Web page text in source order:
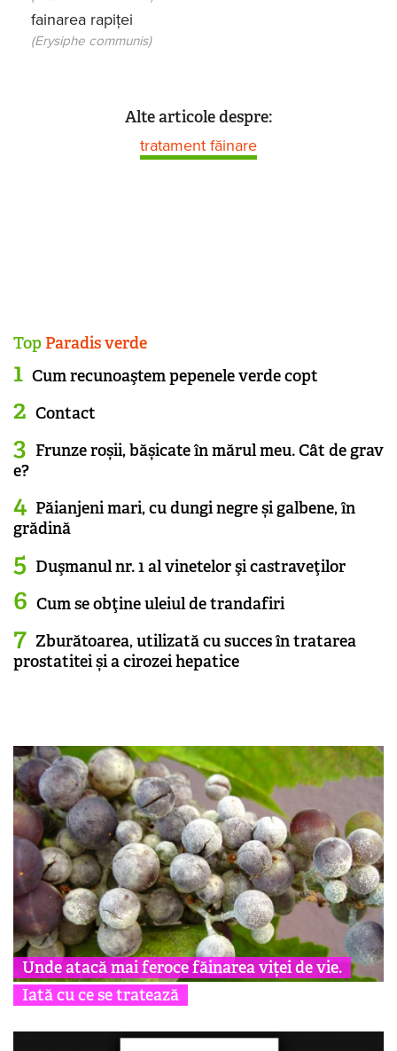
fainarea rapiței
(Erysiphe communis)
Alte articole despre:
tratament făinare
Top Paradis verde
Cum recunoaştem pepenele verde copt
Contact
Frunze roșii, bășicate în mărul meu. Cât de grav
e?
Păianjeni mari, cu dungi negre și galbene, în
grădină
Duşmanul nr. 1 al vinetelor şi castraveţilor
Cum se obţine uleiul de trandafiri
Zburătoarea, utilizată cu succes în tratarea
prostatitei și a cirozei hepatice
Unde atacă mai feroce făinarea viței de vie.
Iată cu ce se tratează